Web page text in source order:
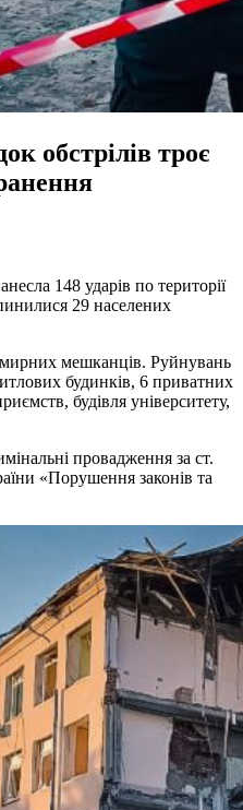
обстрілів троє
148 ударів по території
29 населених
мирних мешканців. Руйнувань
будинків, 6 приватних
будівля університету,
провадження за ст.
«Порушення законів та